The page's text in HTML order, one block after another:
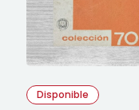
Disponible